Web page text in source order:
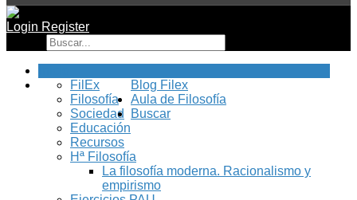
Login Register
Blog Filex
FilEx
Filosofía
Sociedad
Educación
Recursos
Aula de Filosofía
Hª Filosofía
La filosofía moderna. Racionalismo y
empirismo
Buscar